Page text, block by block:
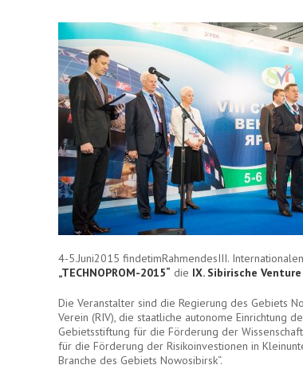
4-5.Juni2015 findetimRahmendesIII.
„TECHNOPROM-2015“ die IX. Sibirische
Die Veranstalter sind die Regierung des Gebiets
Verein (RIV), die staatliche autonome Einrichtung
Gebietsstiftung für die Förderung der
für die Förderung der Risikoinvestionen in
Branche des Gebiets Nowosibirsk“.